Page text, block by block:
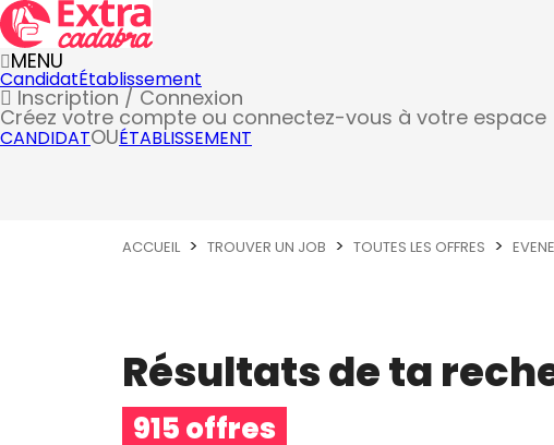
MENU
CandidatÉtablissement
Inscription / Connexion
Créez votre compte ou connectez-vous à votre espace
CANDIDATOUÉTABLISSEMENT
ACCUEIL TROUVER UN JOB TOUTES LES OFFRES
Résultats de ta
915 offres